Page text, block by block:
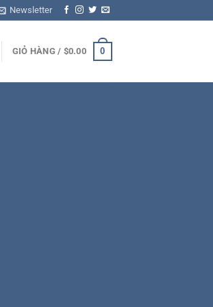
Newsletter
GIỎ HÀNG / $0.00 0